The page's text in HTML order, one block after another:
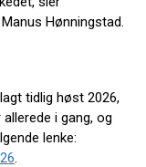
Hønningstad.
tidlig høst 2026,
i gang, og
lenke:
.